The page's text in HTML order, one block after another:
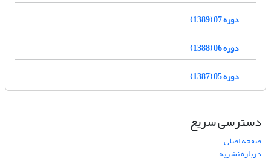
دوره 07 (1389)
دوره 06 (1388)
دوره 05 (1387)
دسترسی سریع
صفحه اصلی
درباره نشریه